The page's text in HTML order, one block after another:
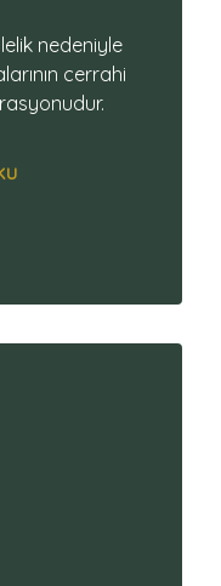
nedeniyle
cerrahi